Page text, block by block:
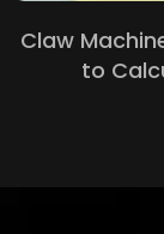
Claw
to